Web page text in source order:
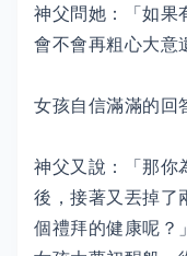
神父問她：「如果
會不會再粗心大意
女孩自信滿滿的回
神父又說：「那你
後，接著又丟掉了
個禮拜的健康呢？」